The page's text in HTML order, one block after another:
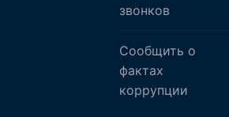
звонков
Сообщить о
фактах
коррупции